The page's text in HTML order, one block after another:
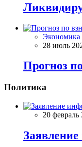
Экономика
28 июль
Прогноз
Политика
20 февраль